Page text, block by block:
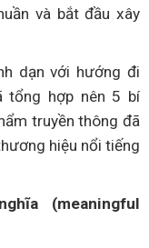
và bắt đầu xây
dạn với hướng đi
tổng hợp nên 5 bí
truyền thông đã
hiệu nổi tiếng
(meaningful